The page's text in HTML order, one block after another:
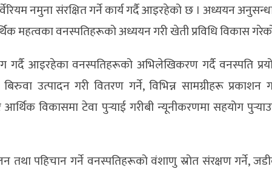
नमुना संरक्षित गर्ने कार्य गर्दै आइरहेको छ । अध्ययन
महत्वका वनस्पतिहरूको अध्ययन गरी खेती प्रविधि विकास
गर्दै आइरहेका वनस्पतिहरूको अभिलेखिकरण गर्दै वनस्पति
उत्पादन गरी वितरण गर्ने, विभिन्न सामग्रीहरू प्रकाशन
र आर्थिक विकासमा टेवा पुर्‍याई गरीबी न्यूनीकरणमा सहयोग
तथा पहिचान गर्ने वनस्पतिहरूको वंशाणु स्रोत संरक्षण गर्ने,